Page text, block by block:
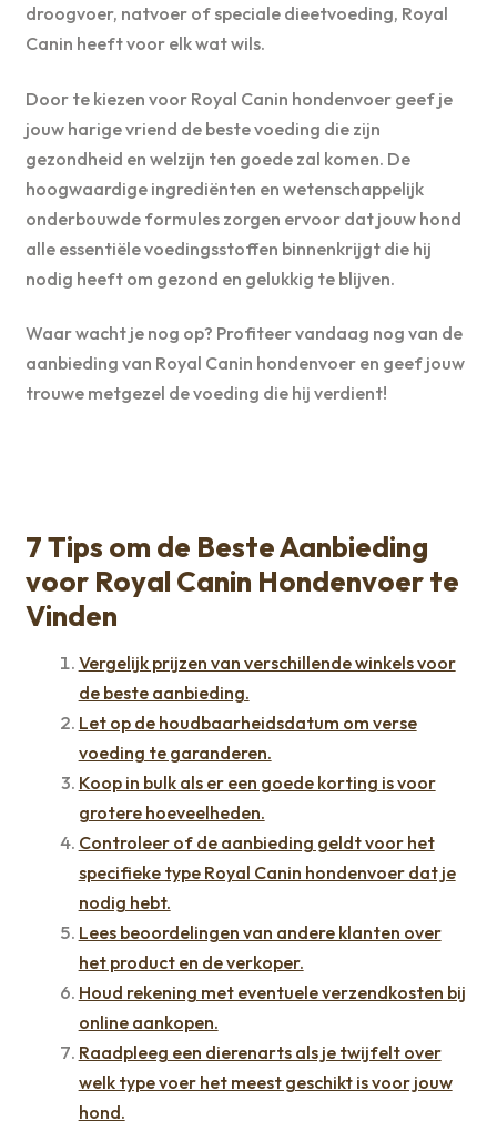
droogvoer, natvoer of speciale dieetvoeding, Royal
Canin heeft voor elk wat wils.
Door te kiezen voor Royal Canin hondenvoer geef je
jouw harige vriend de beste voeding die zijn
gezondheid en welzijn ten goede zal komen. De
hoogwaardige ingrediënten en wetenschappelijk
onderbouwde formules zorgen ervoor dat jouw hond
alle essentiële voedingsstoffen binnenkrijgt die hij
nodig heeft om gezond en gelukkig te blijven.
Waar wacht je nog op? Profiteer vandaag nog van de
aanbieding van Royal Canin hondenvoer en geef jouw
trouwe metgezel de voeding die hij verdient!
7 Tips om de Beste Aanbieding
voor Royal Canin Hondenvoer te
Vinden
Vergelijk prijzen van verschillende winkels voor
de beste aanbieding.
Let op de houdbaarheidsdatum om verse
voeding te garanderen.
Koop in bulk als er een goede korting is voor
grotere hoeveelheden.
Controleer of de aanbieding geldt voor het
specifieke type Royal Canin hondenvoer dat je
nodig hebt.
Lees beoordelingen van andere klanten over
het product en de verkoper.
Houd rekening met eventuele verzendkosten bij
online aankopen.
Raadpleeg een dierenarts als je twijfelt over
welk type voer het meest geschikt is voor jouw
hond.